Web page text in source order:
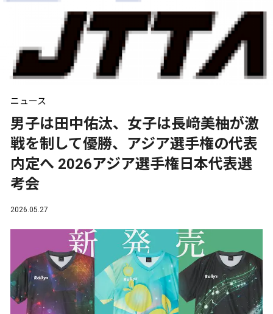
ニュース
男子は田中佑汰、女子は長﨑美柚が激
戦を制して優勝、アジア選手権の代表
内定へ 2026アジア選手権日本代表選
考会
2026.05.27